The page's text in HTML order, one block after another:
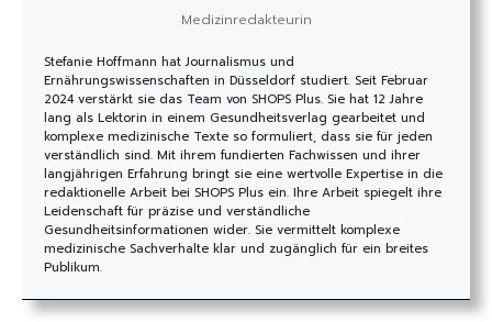
Medizinredakteurin
Stefanie Hoffmann hat Journalismus und
Ernährungswissenschaften in Düsseldorf studiert. Seit Februar
2024 verstärkt sie das Team von SHOPS Plus. Sie hat 12 Jahre
lang als Lektorin in einem Gesundheitsverlag gearbeitet und
komplexe medizinische Texte so formuliert, dass sie für jeden
verständlich sind. Mit ihrem fundierten Fachwissen und ihrer
langjährigen Erfahrung bringt sie eine wertvolle Expertise in die
redaktionelle Arbeit bei SHOPS Plus ein. Ihre Arbeit spiegelt ihre
Leidenschaft für präzise und verständliche
Gesundheitsinformationen wider. Sie vermittelt komplexe
medizinische Sachverhalte klar und zugänglich für ein breites
Publikum.